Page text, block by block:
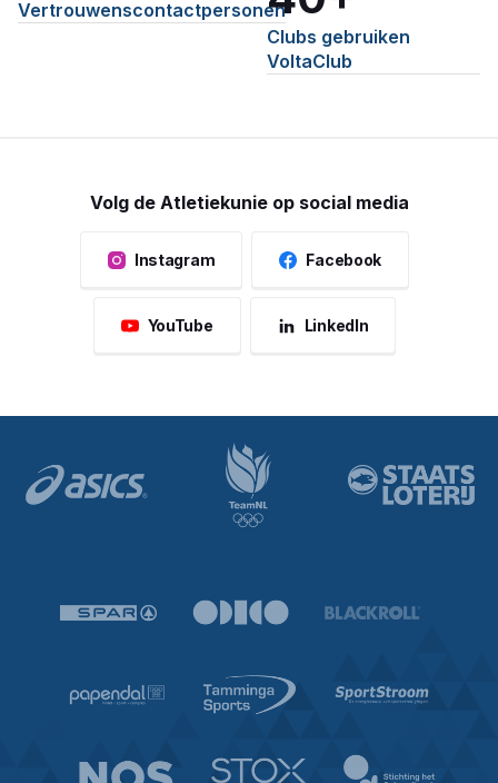
Vertrouwenscontactpersonen
Clubs gebruiken
VoltaClub
Volg de Atletiekunie op social media
Instagram Facebook
YouTube LinkedIn